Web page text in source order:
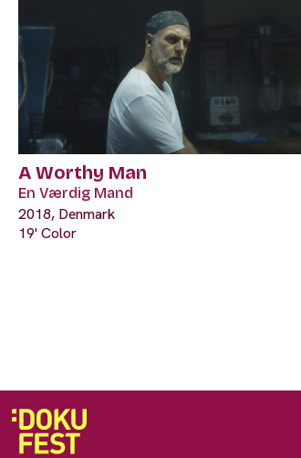
A Worthy Man
En Værdig Mand
2018, Denmark
19' Color